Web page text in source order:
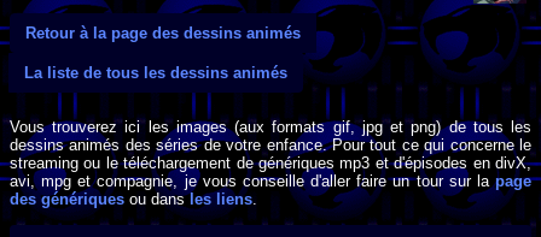
Retour à la page des dessins animés
La liste de tous les dessins animés
Vous trouverez ici les images (aux formats gif, jpg et png) de tous les
dessins animés des séries de votre enfance. Pour tout ce qui concerne le
streaming ou le téléchargement de génériques mp3 et d'épisodes en divX,
avi, mpg et compagnie, je vous conseille d'aller faire un tour sur lapage
des génériques ou dansles liens.